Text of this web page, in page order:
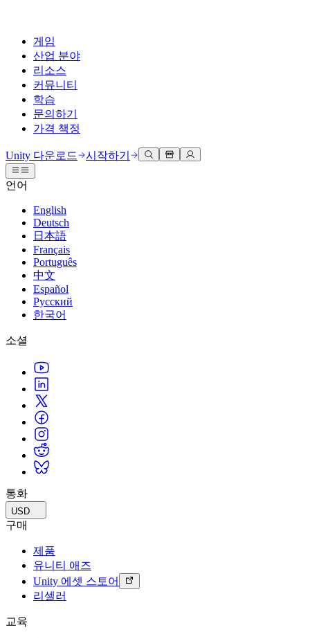
게임
산업 분야
리소스
커뮤니티
학습
문의하기
가격 책정
Unity 엔진
모든 플랫폼 위한 2D 및 3D 게임 제작
협업
팀과 함께 신속한 협업과 반복 작업을 수행하세요.
Unity 다운로드
플랜 및 가격
배포
Unity가 지원하는 25개 이상의 플랫폼을 살펴보세요.
LiveOps
출시 후 인사이트를 확인하고 라이브 게임을 운영하세요.
성장
사용자 확보
모바일 사용자를 검색하고 Acquire
매장 및 D2C 전반에 걸쳐 IAP 관리하세요.
수익화
Unity로 광고하세요
활용 부문
모바일 게임
Unity로 모바일 히트작을 제작하고 성장시키세요.
3D 협업
실시간 3D 프로젝트 빌드 및 검토
몰입형 교육
몰입도 높은 환경 제작
고객 경험
인터랙티브 3D 경험 제작
산업 분야
운영 우수성 확보
리테일
상점 경험을 온라인 경험으로 전환
자동차
혁신을 가속화하고 차량 내 경험을 향상시키세요.
모든 산업 보기
기술 자료
공식 유저. '광고 지면'의 타겟 고객 매뉴얼 및 API 레퍼런스
개발자 툴
릴리스 버전 및 이슈 트래커
로드맵
예정된 기능 검토
기술 용어 라이브러리
활용 사례
실제 성공 사례
베스트 프랙티스 가이드
전문가 팁
데모
데모, 샘플 및 빌딩 블록
모든 리소스
새로운 기능
블로그
업데이트, 정보, 기술 팁
뉴스
토론
토론, 문제 해결, 소통
이벤트
글로벌 이벤트 및 현지 이벤트
커뮤니티 사례
Made with Unity
Unity 크리에이터 소개
Livestreams
Unity Awards
전 세계 Unity 크리에이터 축하
Unity Learn
무료로 Unity 기술 마스터
전문 교육
Unity 강사와 함께 팀의 역량을 강화하세요
Unity 처음 사용하시나요
시작하기
학습 시작하기
Unity 사용이 처음이신가요? 여정 시작하기
사용법 가이드
실용적인 팁 및 베스트 프랙티스
교육
학생용
커리어 시작하기
교육 효율 극대화
교육 라이선스
자격증
Unity 숙련도를 입증하세요
도움 받기
성공을 위한 Unity
Success 플랜
전문가 지원을 통해 더 빠르게 목표 도달률 달성
일반적인 질문에 대한 답변
문의하기
Unity 다운로드 시작하기
언어
English
Deutsch
日本語
Français
Português
中文
Español
Русский
한국어
소셜
통화
USD
구매
제품
유니티 애즈
Unity 에셋 스토어
리셀러
교육